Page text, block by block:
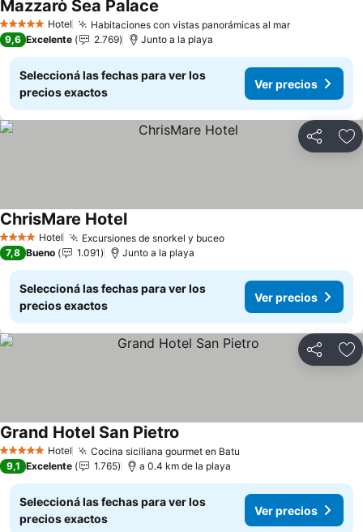
5 Estrellas Hotel Habitaciones con vistas panorámicas al mar
Mazzarò Sea Palace
9,6 Excelente 2.769 Junto a la playa
Seleccioná las fechas para ver los
precios exactos
Ver precios
Compartir
4 EstrellasHotel Excursiones de snorkel y buceo
ChrisMare Hotel
7,8 Bueno 1.091 Junto a la playa
Seleccioná las fechas para ver los
precios exactos
Ver precios
Compartir
5 Estrellas Hotel Cocina siciliana gourmet en Batu
Grand Hotel San Pietro
9,1 Excelente 1.765 a 0.4 km de la playa
Seleccioná las fechas para ver los
precios exactos
Ver precios